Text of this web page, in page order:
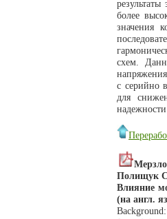
более
значения
схем.
с серийно
для
Полищук
Влияние
(на англ.